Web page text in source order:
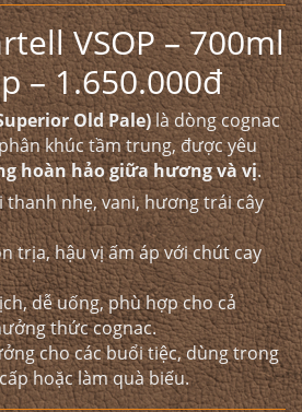
VSOP– 700ml
– 1.650.000đ
Old Pale)là dòng cognac
khúc tầm trung, được yêu
hoàn hảo giữa hương và vị.
thanh nhẹ, vani, hương trái cây
trịa, hậu vị ấm áp với chút cay
dễ uống, phù hợp cho cả
thức cognac.
cho các buổi tiệc, dùng trong
hoặc làm quà biếu.